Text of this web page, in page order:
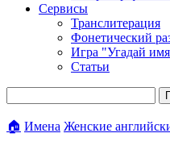
Сервисы
Транслитерация
Фонетический
Игра "Угадай
Статьи
🏠 Имена Женские